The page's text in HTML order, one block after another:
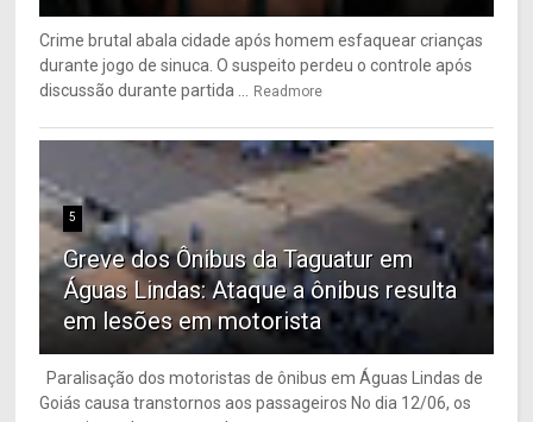
Crime brutal abala cidade após homem esfaquear crianças
durante jogo de sinuca. O suspeito perdeu o controle após
discussão durante partida ... Readmore
5
Greve dos Ônibus da Taguatur em
Águas Lindas: Ataque a ônibus resulta
em lesões em motorista
Paralisação dos motoristas de ônibus em Águas Lindas de
Goiás causa transtornos aos passageiros No dia 12/06, os